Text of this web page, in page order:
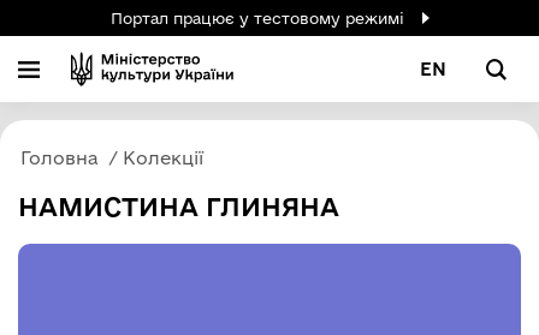
Портал працює у тестовому режимі
EN
Головна Колекції
НАМИСТИНА ГЛИНЯНА